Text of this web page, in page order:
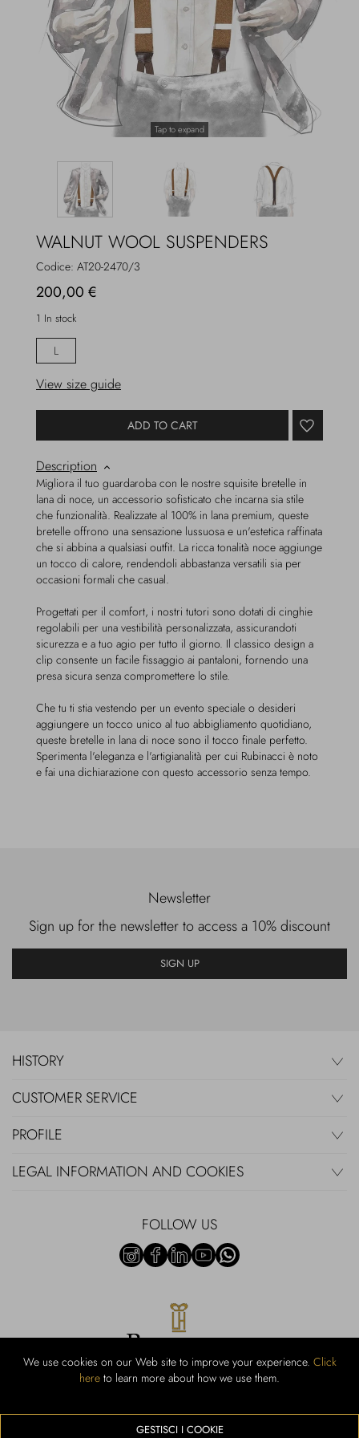
Overcoats
Hats and Gloves
We use cookies on our Web site to improve your experience. Click
here to learn more about how we use them.
GESTISCI I COOKIE
Tap to expand
WALNUT WOOL SUSPENDERS
Codice: AT20-2470/3
200,00 €
1 In stock
L
View size guide
ADD TO CART
Description
Migliora il tuo guardaroba con le nostre squisite bretelle in
lana di noce, un accessorio sofisticato che incarna sia stile
che funzionalità. Realizzate al 100% in lana premium, queste
bretelle offrono una sensazione lussuosa e un'estetica raffinata
che si abbina a qualsiasi outfit. La ricca tonalità noce aggiunge
un tocco di calore, rendendoli abbastanza versatili sia per
occasioni formali che casual.
Progettati per il comfort, i nostri tutori sono dotati di cinghie
regolabili per una vestibilità personalizzata, assicurandoti
sicurezza e a tuo agio per tutto il giorno. Il classico design a
clip consente un facile fissaggio ai pantaloni, fornendo una
presa sicura senza compromettere lo stile.
Che tu ti stia vestendo per un evento speciale o desideri
aggiungere un tocco unico al tuo abbigliamento quotidiano,
queste bretelle in lana di noce sono il tocco finale perfetto.
Sperimenta l'eleganza e l'artigianalità per cui Rubinacci è noto
e fai una dichiarazione con questo accessorio senza tempo.
Newsletter
Sign up for the newsletter to access a 10% discount
SIGN UP
HISTORY
CUSTOMER SERVICE
PROFILE
LEGAL INFORMATION AND COOKIES
FOLLOW US
Rubinacci S.r.l.: Viale Gramsci, 15 - 80122 Naples - P.Iva 00436210637 -